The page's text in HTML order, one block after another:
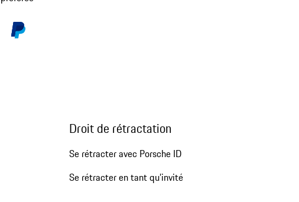
Droit de rétractation
Se rétracter avec Porsche ID
Se rétracter en tant qu’invité